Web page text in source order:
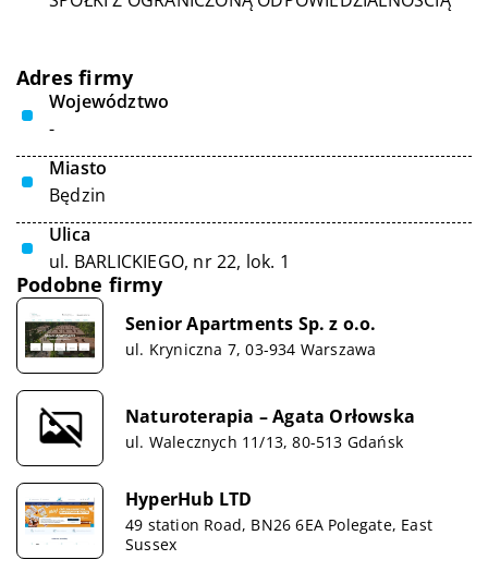
Adres firmy
Województwo
-
Miasto
Będzin
Ulica
ul. BARLICKIEGO, nr 22, lok. 1
Podobne firmy
Senior Apartments Sp. z o.o.
ul. Kryniczna 7, 03-934 Warszawa
Naturoterapia – Agata Orłowska
ul. Walecznych 11/13, 80-513 Gdańsk
HyperHub LTD
49 station Road, BN26 6EA Polegate, East
Sussex